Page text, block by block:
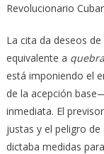
Revolucionario
La cita da deseos
equivalente a
está imponiendo el
de la acepción
inmediata. El
justas y el peligro
dictaba medidas